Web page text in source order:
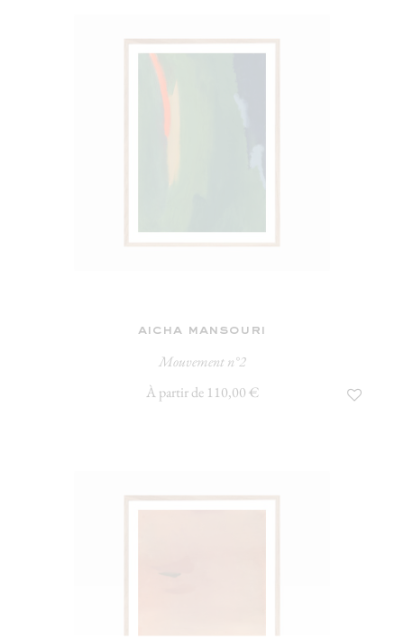
aicha mansouri
Mouvement n°2
À partir de 110,00 €